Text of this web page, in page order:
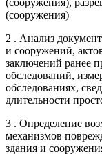
(сооружения),
(сооружения)
2 . Анализ
и сооружений,
заключений ранее
обследований,
обследованиях,
длительности
3 . Определение
механизмов
здания и